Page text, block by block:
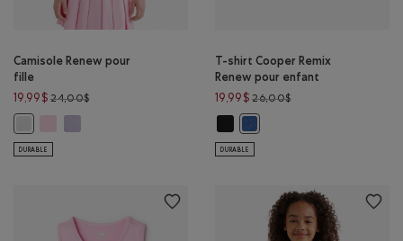
Camisole Renew pour
fille
19,99$ 24,00$Prix réduit de 24,00$ à 19,99$
Camisole Renew pour fille: BARBE À PAPA Couleur
Camisole Renew pour fille: MLNG LAVANDE Couleur
DURABLE
T-shirt Cooper Remix
Renew pour enfant
19,99$ 26,00$Prix réduit de 26,00$
T-shirt Cooper Remix Renew
DURABLE